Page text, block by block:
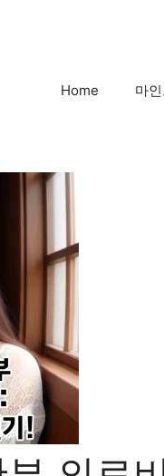
Home 마